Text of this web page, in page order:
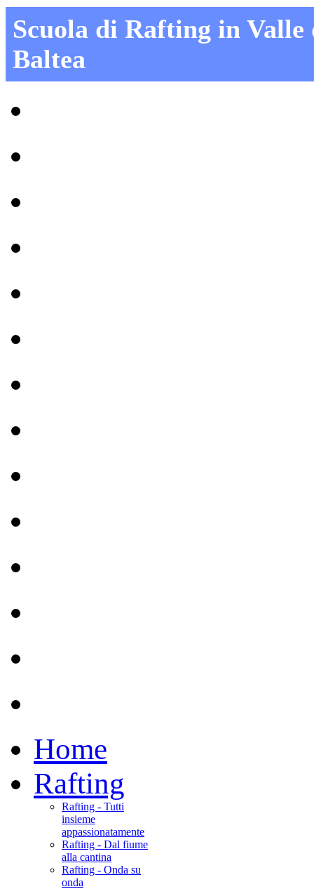
Scuola di Rafting in
Baltea
Home
Rafting
Rafting - Tutti
insieme
appassionatamente
Rafting - Dal fiume
alla cantina
Rafting - Onda su
onda